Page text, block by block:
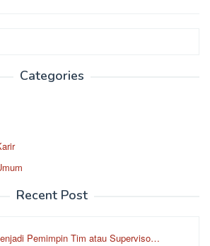
Categories
Recent Post
Pemimpin Tim atau Superviso…